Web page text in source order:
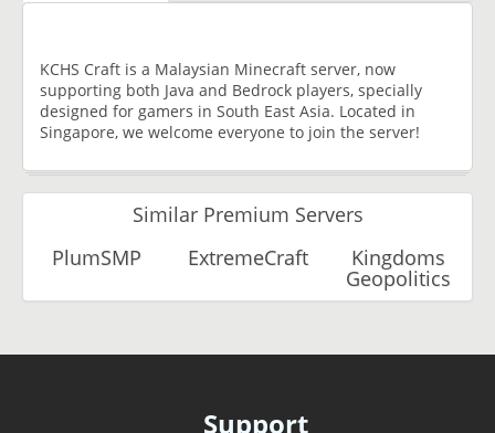
KCHS Craft is a Malaysian Minecraft server, now
supporting both Java and Bedrock players, specially
designed for gamers in South East Asia. Located in
Singapore, we welcome everyone to join the server!
Similar Premium Servers
PlumSMP
ExtremeCraft Kingdoms
Geopolitics
Support